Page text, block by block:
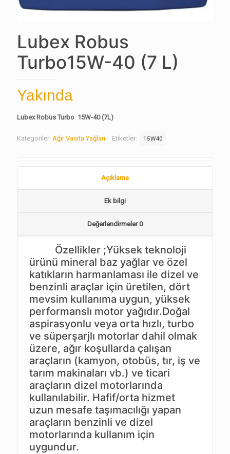
Lubex Robus
Turbo15W-40 (7 L)
Yakında
Lubex Robus Turbo 15W-40 (7L)
Kategoriler: Ağır Vasıta Yağları Etiketler: 15W40
Açıklama
Ek bilgi
Değerlendirmeler0
Özellikler ;Yüksek teknoloji
ürünü mineral baz yağlar ve özel
katıkların harmanlaması ile dizel ve
benzinli araçlar için üretilen, dört
mevsim kullanıma uygun, yüksek
performanslı motor yağıdır.Doğal
aspirasyonlu veya orta hızlı, turbo
ve süperşarjlı motorlar dahil olmak
üzere, ağır koşullarda çalışan
araçların (kamyon, otobüs, tır, iş ve
tarım makinaları vb.) ve ticari
araçların dizel motorlarında
kullanılabilir. Hafif/orta hizmet
uzun mesafe taşımacılığı yapan
araçların benzinli ve dizel
motorlarında kullanım için
uygundur.